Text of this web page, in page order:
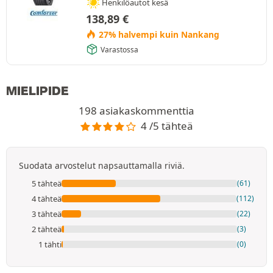
138,89 €
27% halvempi kuin Nankang
Varastossa
MIELIPIDE
198 asiakaskommenttia
4 /5 tähteä
Suodata arvostelut napsauttamalla riviä.
5 tähteä (61)
4 tähteä (112)
3 tähteä (22)
2 tähteä (3)
1 tähti (0)